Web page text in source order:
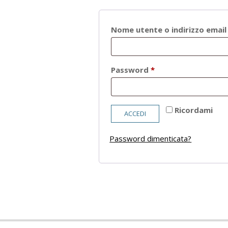
Nome utente o indirizzo
Password*Richiesto
Ricordami
ACCEDI
Password dimenticata?
05-